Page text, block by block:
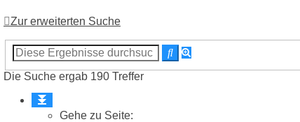
Zur erweiterten Suche
SucheErweiterte
Suche
Die Suche ergab 190 Treffer
1
Gehe zu Seite: